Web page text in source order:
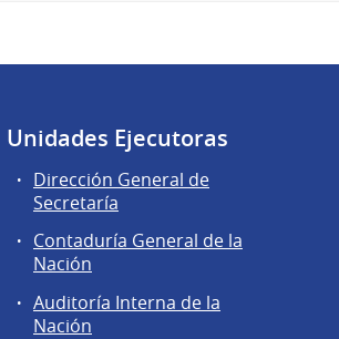
Unidades Ejecutoras
Dirección General de
Secretaría
Contaduría General de la
Nación
Auditoría Interna de la
Nación